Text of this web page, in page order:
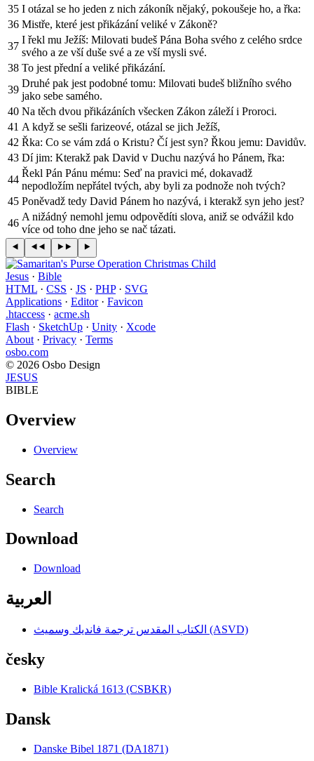
35 I otázal se ho jeden z nich zákoník nějaký, pokoušeje ho, a řka:
36 Mistře, které jest přikázání veliké v Zákoně?
37
I řekl mu Ježíš: Milovati budeš Pána Boha svého z celého srdce
svého a ze vší duše své a ze vší mysli své.
38 To jest přední a veliké přikázání.
39
Druhé pak jest podobné tomu: Milovati budeš bližního svého
jako sebe samého.
40 Na těch dvou přikázáních všecken Zákon záleží i Proroci.
41 A když se sešli farizeové, otázal se jich Ježíš,
42 Řka: Co se vám zdá o Kristu? Čí jest syn? Řkou jemu: Davidův.
43 Dí jim: Kterakž pak David v Duchu nazývá ho Pánem, řka:
44
Řekl Pán Pánu mému: Seď na pravici mé, dokavadž
nepodložím nepřátel tvých, aby byli za podnože noh tvých?
45 Poněvadž tedy David Pánem ho nazývá, i kterakž syn jeho jest?
46
A nižádný nemohl jemu odpovědíti slova, aniž se odvážil kdo
více od toho dne jeho se nač tázati.
Jesus · Bible
HTML · CSS · JS · PHP· SVG
Applications · Editor· Favicon
.htaccess · acme.sh
Flash · SketchUp · Unity · Xcode
About · Privacy · Terms
osbo.com
© 2026 Osbo Design
JESUS
BIBLE
Overview
Overview
Search
Search
Download
Download
العربية
الكتاب المقدس ترجمة فانديك وسميث (ASVD)
česky
Bible Kralická 1613 (CSBKR)
Dansk
Danske Bibel 1871 (DA1871)